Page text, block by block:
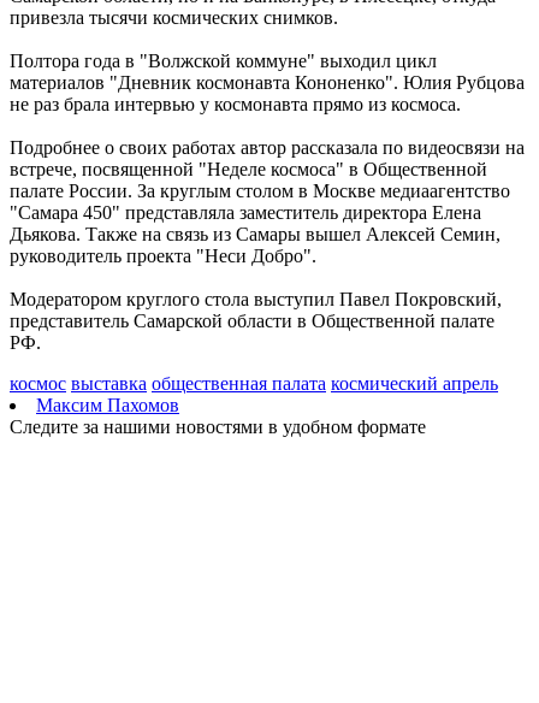
8 августа в Самаре косят траву на 20-ти улицах
Школы Самарской области перейдут на обновленную
программу с 1 сентября
08.08.2026 | 16:39
предупреждение
08.08.2026 | 16:30
Вячеслав Федорищев вручил награды спортсменам, тренерам
и ветеранам
08.08.2026 | 15:59
Где в Самаре отключат холодную воду с 10 по 12 августа:
08.08.2026 | 15:44
Ливень с грозой и жара до 35 °C ожидаются в Самарской
области 9 августа
привезла тысячи космических снимков.
Полтора года в "Волжской коммуне" выходил цикл
материалов "Дневник космонавта Кононенко". Юлия Рубцова
не раз брала интервью у космонавта прямо из космоса.
Подробнее о своих работах автор рассказала по видеосвязи на
встрече, посвященной "Неделе космоса" в Общественной
палате России. За круглым столом в Москве медиаагентство
"Самара 450" представляла заместитель директора Елена
Дьякова. Также на связь из Самары вышел Алексей Семин,
руководитель проекта "Неси Добро".
Модератором круглого стола выступил Павел Покровский,
представитель Самарской области в Общественной палате
РФ.
космос выставка общественная палата космический апрель
Максим Пахомов
Следите за нашими новостями в удобном формате